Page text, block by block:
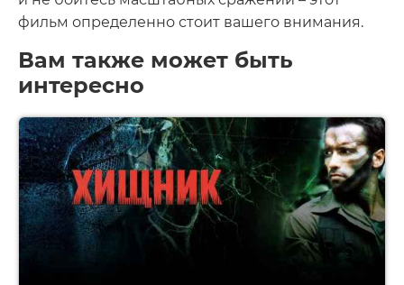
фильм определенно стоит вашего внимания.
Вам также может быть
интересно